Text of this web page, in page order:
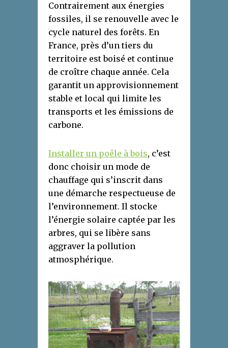
Contrairement aux énergies
fossiles, il se renouvelle avec le
cycle naturel des forêts. En
France, près d’un tiers du
territoire est boisé et continue
de croître chaque année. Cela
garantit un approvisionnement
stable et local qui limite les
transports et les émissions de
carbone.
Installer un poêle à bois, c’est
donc choisir un mode de
chauffage qui s’inscrit dans
une démarche respectueuse de
l’environnement. Il stocke
l’énergie solaire captée par les
arbres, qui se libère sans
aggraver la pollution
atmosphérique.